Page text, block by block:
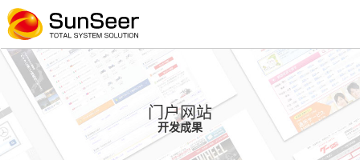
门户网站
开发成果